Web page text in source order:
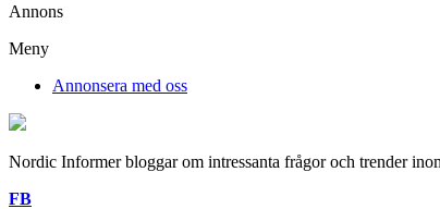
Annons
Meny
Annonsera med oss
Nordic Informer bloggar om intressanta frågor och trender
FB